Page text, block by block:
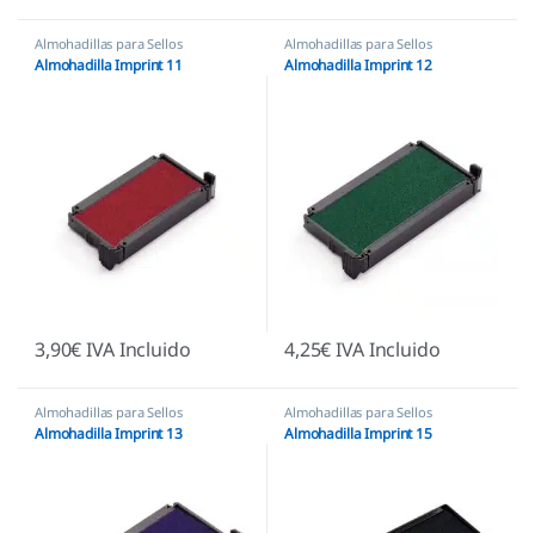
Almohadillas para Sellos
Automáticos ,Almohadillas
Económicas
Almohadilla Imprint 11
3,90€IVA Incluido
Almohadillas para Sellos
Automáticos ,Almohadillas
Económicas
Almohadilla Imprint 12
4,25€IVA Incluido
Almohadillas para Sellos
Automáticos ,Almohadillas
Económicas
Almohadilla Imprint 13
Almohadillas para Sellos
Automáticos ,Almohadillas
Económicas
Almohadilla Imprint 15